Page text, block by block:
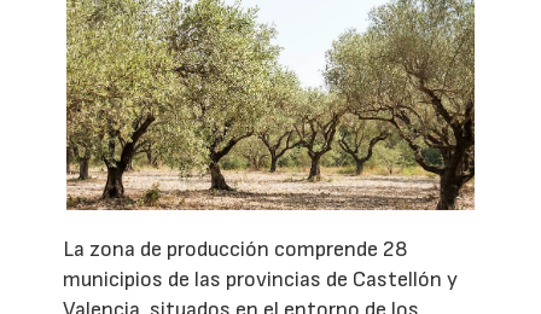
La zona de producción comprende 28
municipios de las provincias de Castellón y